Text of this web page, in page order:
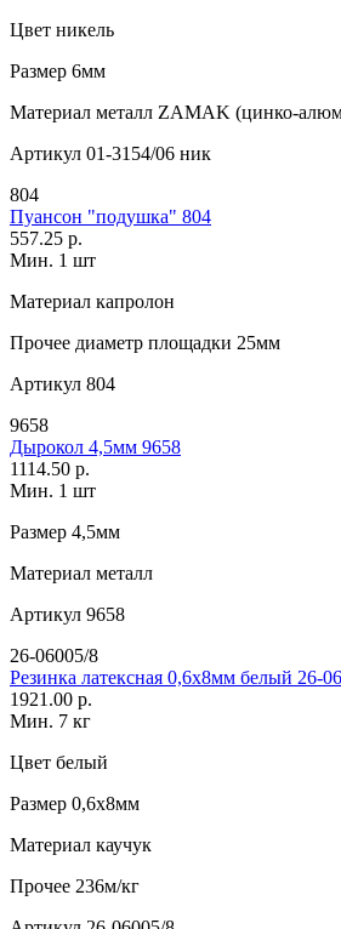
Цвет никель
Размер 6мм
Материал металл ZAMAK (цинко-
Артикул 01-3154/06 ник
804
Пуансон "подушка" 804
557.25 р.
Мин. 1 шт
Материал капролон
Прочее диаметр площадки 25мм
Артикул 804
9658
Дырокол 4,5мм 9658
1114.50 р.
Мин. 1 шт
Размер 4,5мм
Материал металл
Артикул 9658
26-06005/8
Резинка латексная 0,6х8мм белый 26-
1921.00 р.
Мин. 7 кг
Цвет белый
Размер 0,6х8мм
Материал каучук
Прочее 236м/кг